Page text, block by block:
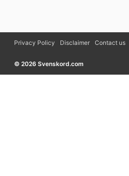
Privacy Policy Disclaimer Contact us
© 2026 Svenskord.com